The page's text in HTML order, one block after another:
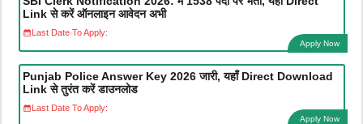
Link से करें ऑनलाइन आवेदन अभी
Last Date To Apply:
Apply Now
Punjab Police Answer Key 2026 जारी, यहाँ Direct Download
Link से तुरंत करें डाउनलोड
Last Date To Apply:
Apply Now